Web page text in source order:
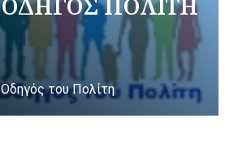
Οδηγός του Πολίτη